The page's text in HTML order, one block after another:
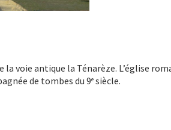
la voie antique la Ténarèze. L’église
de tombes du 9e siècle.